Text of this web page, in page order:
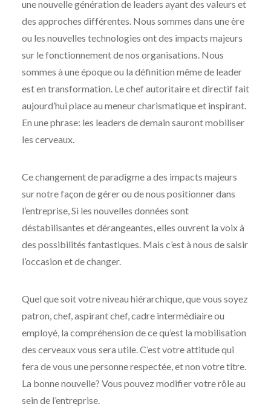
une nouvelle génération de leaders ayant des valeurs et
des approches différentes. Nous sommes dans une ère
ou les nouvelles technologies ont des impacts majeurs
sur le fonctionnement de nos organisations. Nous
sommes à une époque ou la définition même de leader
est en transformation. Le chef autoritaire et directif fait
aujourd’hui place au meneur charismatique et inspirant.
En une phrase: les leaders de demain sauront mobiliser
les cerveaux.
Ce changement de paradigme a des impacts majeurs
sur notre façon de gérer ou de nous positionner dans
l’entreprise, Si les nouvelles données sont
déstabilisantes et dérangeantes, elles ouvrent la voix à
des possibilités fantastiques. Mais c’est à nous de saisir
l’occasion et de changer.
Quel que soit votre niveau hiérarchique, que vous soyez
patron, chef, aspirant chef, cadre intermédiaire ou
employé, la compréhension de ce qu’est la mobilisation
des cerveaux vous sera utile. C’est votre attitude qui
fera de vous une personne respectée, et non votre titre.
La bonne nouvelle? Vous pouvez modifier votre rôle au
sein de l’entreprise.